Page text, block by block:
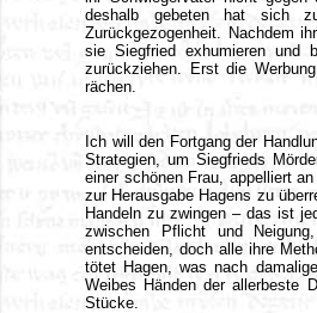
deshalb gebeten hat sich
Zurückgezogenheit. Nachdem
sie Siegfried exhumieren und
zurückziehen. Erst die
rächen.
Ich will den Fortgang der
Strategien, um Siegfrieds
einer schönen Frau, appelliert
zur Herausgabe Hagens zu
Handeln zu zwingen – das ist
zwischen Pflicht und
entscheiden, doch alle ihre
tötet Hagen, was nach
Weibes Händen der allerbeste
Stücke.